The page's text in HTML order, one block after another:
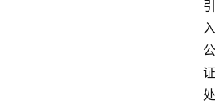
引
入
公
证
处